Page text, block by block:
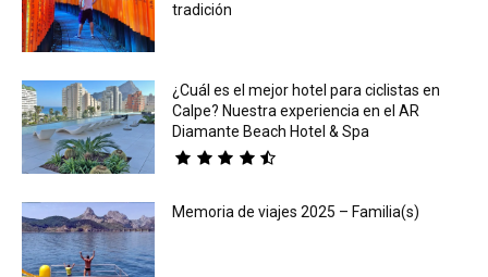
tradición
¿Cuál es el mejor hotel para ciclistas en
Calpe? Nuestra experiencia en el AR
Diamante Beach Hotel & Spa
Memoria de viajes 2025 – Familia(s)